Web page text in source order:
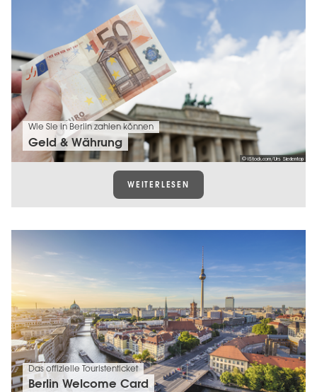
© iStock.com/Urs Siedentop
Wie Sie in Berlin zahlen können
Geld & Währung
WEITERLESEN
Das offizielle Touristenticket
Berlin Welcome Card